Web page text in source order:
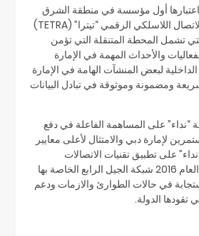
أول مؤسسة في منطقة الشرق
الأوسط تستخدم نظام الاتصال اللاسلكي الرقمي “تيترا” (TETRA)
تشمل المحطة المتنقلة التي تؤمن
والأحداث المهمة في الإمارة
لبعض المنشآت الهامة في الإمارة
ومضمونة وموثوقة في تبادل البيانات
على المساهمة الفاعلة في دفع
لإمارة دبي والامتثال لأعلى معايير
على تطبيق تقنيات الاتصالات
المتقدّمة إذ أطلقت في العام 2016 شبكة الجيل الرابع الخاصة بها
في حالات الطوارئ والازمات ودعم
تقودها الدولة.